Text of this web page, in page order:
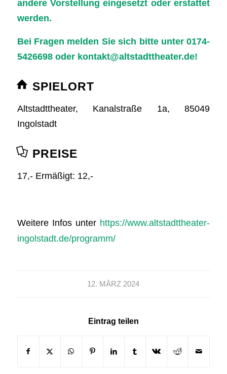
andere Vorstellung eingesetzt oder erstattet
werden.
Bei Fragen melden Sie sich bitte unter 0174-
5426698 oder kontakt@altstadttheater.de!
SPIELORT
Altstadttheater, Kanalstraße 1a, 85049
Ingolstadt
PREISE
17,- Ermäßigt: 12,-
Weitere Infos unter https://www.altstadttheater-
ingolstadt.de/programm/
12. MÄRZ 2024
Eintrag teilen